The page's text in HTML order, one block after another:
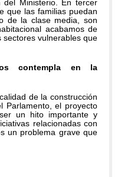
del Ministerio. En tercer
que las familias puedan
de la clase media, son
acabamos de
vulnerables que
contempla en la
de la construcción
Parlamento, el proyecto
un hito importante y
relacionadas con
un problema grave que